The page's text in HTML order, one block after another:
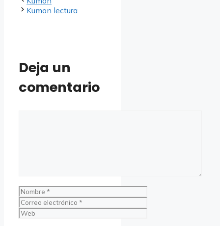
Kumon lectura
Deja un
comentario
Nombre
Correo
electrónico
Web